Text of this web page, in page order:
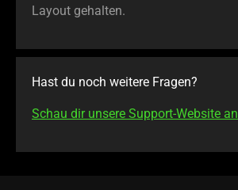
Layout gehalten.
Hast du noch weitere Fragen?
Schau dir unsere Support-Website an